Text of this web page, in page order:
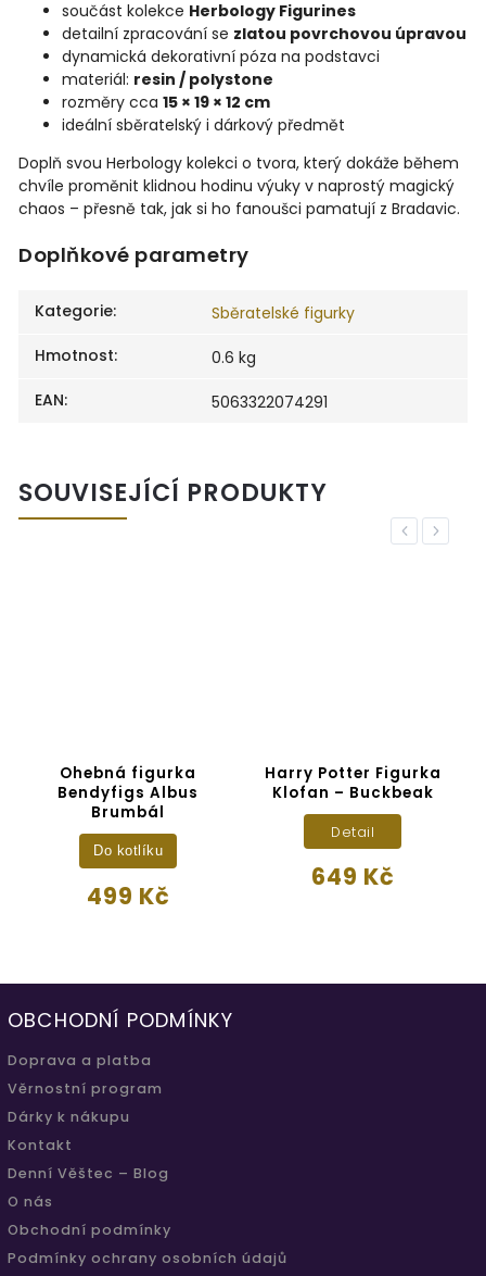
součást kolekce Herbology Figurines
detailní zpracování se zlatou povrchovou úpravou
dynamická dekorativní póza na podstavci
materiál: resin / polystone
rozměry cca 15 × 19 × 12 cm
ideální sběratelský i dárkový předmět
Doplň svou Herbology kolekci o tvora, který dokáže během
chvíle proměnit klidnou hodinu výuky v naprostý magický
chaos – přesně tak, jak si ho fanoušci pamatují z Bradavic.
Doplňkové parametry
Kategorie:
Sběratelské figurky
Hmotnost:
0.6 kg
EAN: 5063322074291
SOUVISEJÍCÍ PRODUKTY
Previous
Ohebná figurka
Bendyfigs Albus
Brumbál
499 Kč
Do kotlíku
Harry Potter Figurka
Klofan – Buckbeak
649 Kč
Detail
Next
OBCHODNÍ PODMÍNKY
Doprava a platba
Věrnostní program
Dárky k nákupu
Kontakt
Denní Věštec – Blog
O nás
Obchodní podmínky
Podmínky ochrany osobních údajů